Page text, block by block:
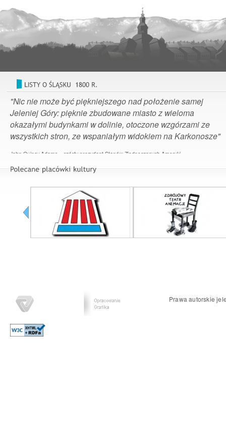
"Nic nie może być piękniejszego nad położenie samej
Jeleniej Góry: pięknie zbudowane miasto z wieloma
okazałymi budynkami w dolinie, otoczone wzgórzami ze
wszystkich stron, ze wspaniałym widokiem na Karkonosze"
John Quincy Adams – szósty prezydent Stanów Zjednoczonych Ameryki
Prawa autorskie